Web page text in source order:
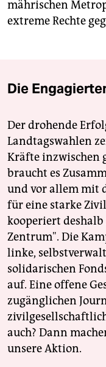
mährischen
extreme Rechte
Die
Der drohende
Landtagswahlen
Kräfte inzwischen
braucht es
und vor allem mit
für eine starke
kooperiert
Zentrum". Die
linke,
solidarischen
auf. Eine offene
zugänglichen
auch? Dann
unsere Aktion.